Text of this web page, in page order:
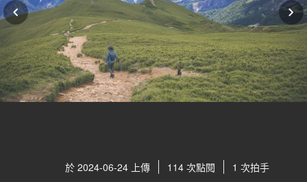
於 2024-06-24 上傳 114 次點閱 1 次拍手